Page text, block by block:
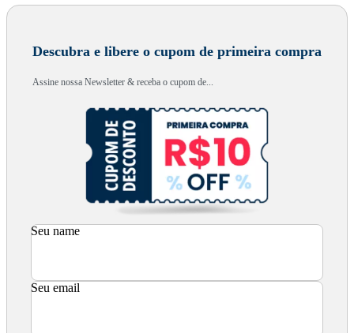
Descubra e libere o cupom de primeira compra
Assine nossa Newsletter & receba o cupom de...
Seu name
Seu email